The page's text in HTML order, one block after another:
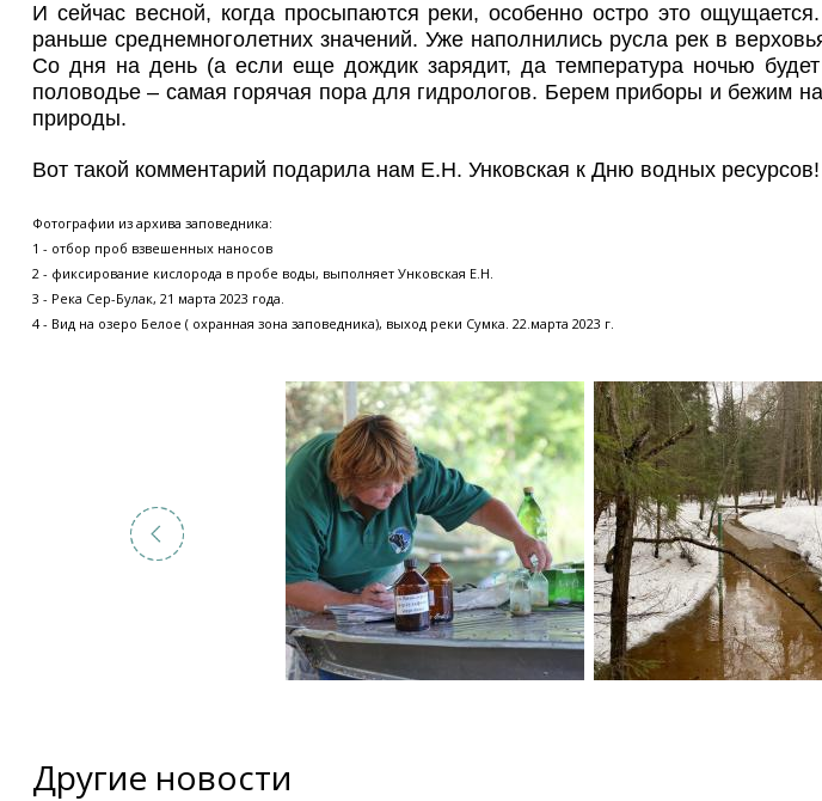
И сейчас весной, когда просыпаются реки, особенно остро это
раньше среднемноголетних значений. Уже наполнились русла рек в
Со дня на день (а если еще дождик зарядит, да температура ночью
половодье – самая горячая пора для гидрологов. Берем приборы и бежим
природы.
Вот такой комментарий подарила нам Е.Н. Унковская к Дню водных ресурсов!
Фотографии из архива заповедника:
1 - отбор проб взвешенных наносов
2 - фиксирование кислорода в пробе воды, выполняет Унковская Е.Н.
3 - Река Сер-Булак, 21 марта 2023 года.
4 - Вид на озеро Белое ( охранная зона заповедника), выход реки Сумка. 22.марта 2023 г.
Другие новости